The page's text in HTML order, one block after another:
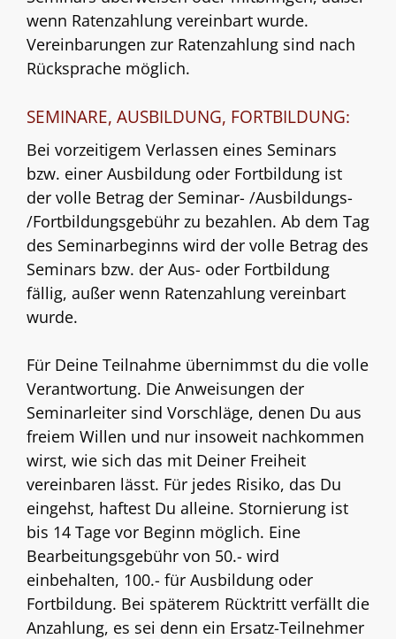
wenn Ratenzahlung vereinbart wurde.
Vereinbarungen zur Ratenzahlung sind nach
Rücksprache möglich.
SEMINARE, AUSBILDUNG, FORTBILDUNG:
Bei vorzeitigem Verlassen eines Seminars
bzw. einer Ausbildung oder Fortbildung ist
der volle Betrag der Seminar- /Ausbildungs-
/Fortbildungsgebühr zu bezahlen. Ab dem Tag
des Seminarbeginns wird der volle Betrag des
Seminars bzw. der Aus- oder Fortbildung
fällig, außer wenn Ratenzahlung vereinbart
wurde.
Für Deine Teilnahme übernimmst du die volle
Verantwortung. Die Anweisungen der
Seminarleiter sind Vorschläge, denen Du aus
freiem Willen und nur insoweit nachkommen
wirst, wie sich das mit Deiner Freiheit
vereinbaren lässt. Für jedes Risiko, das Du
eingehst, haftest Du alleine. Stornierung ist
bis 14 Tage vor Beginn möglich. Eine
Bearbeitungsgebühr von 50.- wird
einbehalten, 100.- für Ausbildung oder
Fortbildung. Bei späterem Rücktritt verfällt die
Anzahlung, es sei denn ein Ersatz-Teilnehmer